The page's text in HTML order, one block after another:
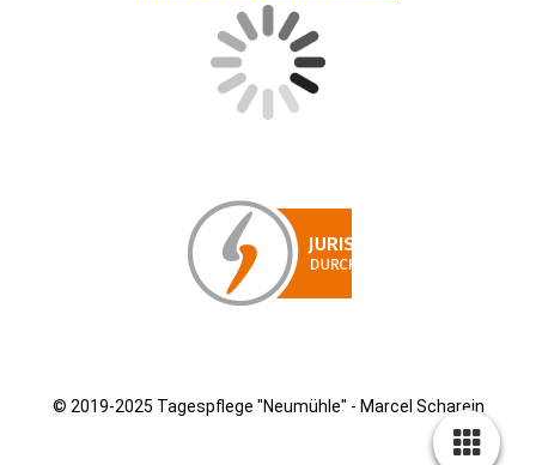
© 2019-2025 Tagespflege "Neumühle" - Marcel Scharein